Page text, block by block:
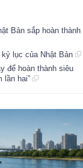
Bản sắp hoàn thành
lục của Nhật Bản
để hoàn thành siêu
lần hai”